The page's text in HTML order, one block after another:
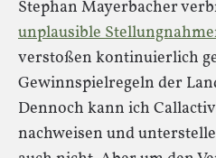
Stephan Mayerbacher
unplausible
verstoßen kontinuierlich
Gewinnspielregeln der
Dennoch kann ich
nachweisen und